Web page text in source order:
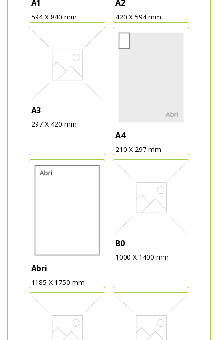
A1
594 X 840 mm
A2
420 X 594 mm
A3
297 X 420 mm
A4
210 X 297 mm
Abri
1185 X 1750 mm
B0
1000 X 1400 mm